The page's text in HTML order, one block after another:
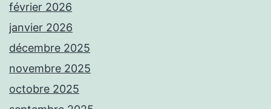
février 2026
janvier 2026
décembre 2025
novembre 2025
octobre 2025